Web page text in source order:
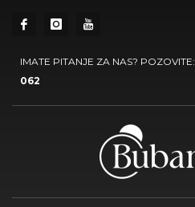
IMATE PITANJE ZA NAS? POZOVITE:
062